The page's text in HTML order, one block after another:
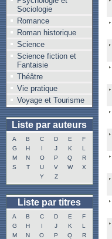
Sociologie
Romance
Roman historique
Science
Science fiction et
Fantaisie
Théâtre
Vie pratique
Voyage et Tourisme
Liste par auteurs
A B C D E
F
G
H I J K
L
M
N O P Q
R
S
T U V W
X
Y
Z
Liste par titres
A B C D E
F
G
H I J K
L
M
N O P Q
R